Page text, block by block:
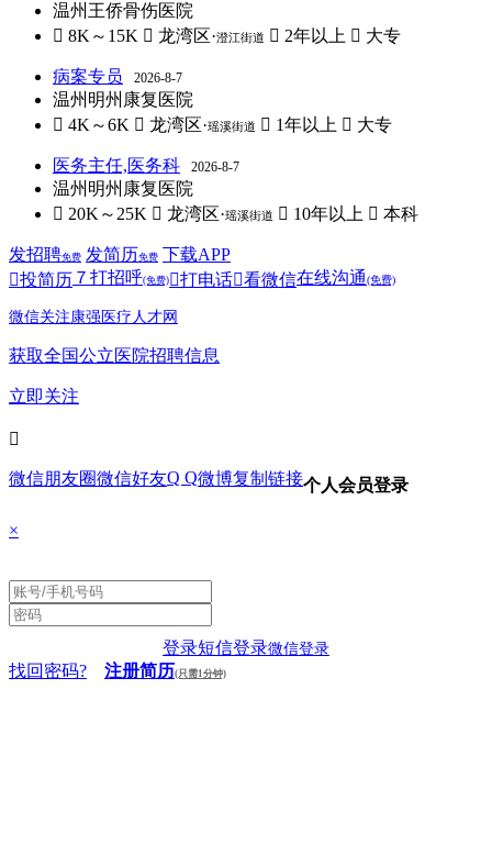
温州王侨骨伤医院
 8K～15K  龙湾区·澄江街道  2年以上  大专
病案专员 2026-8-7
温州明州康复医院
 4K～6K  龙湾区·瑶溪街道  1年以上  大专
医务主任,医务科 2026-8-7
温州明州康复医院
 20K～25K  龙湾区·瑶溪街道  10年以上  本科
发招聘免费 发简历免费 下载APP
投简历 ７ 打招呼(免费) 打电话看微信在线沟通(免费)
微信关注康强医疗人才网
获取全国公立医院招聘信息
立即关注

微信朋友圈微信好友Q Q微博复制链接个人会员登录
×
登录短信登录微信登录
找回密码? 注册简历(只需1分钟)